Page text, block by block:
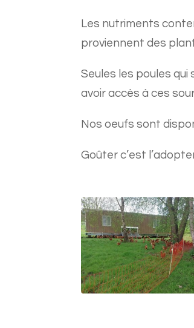
Les nutriments
proviennent des
Seules les poules
avoir accès à ces
Nos oeufs sont
Goûter c’est